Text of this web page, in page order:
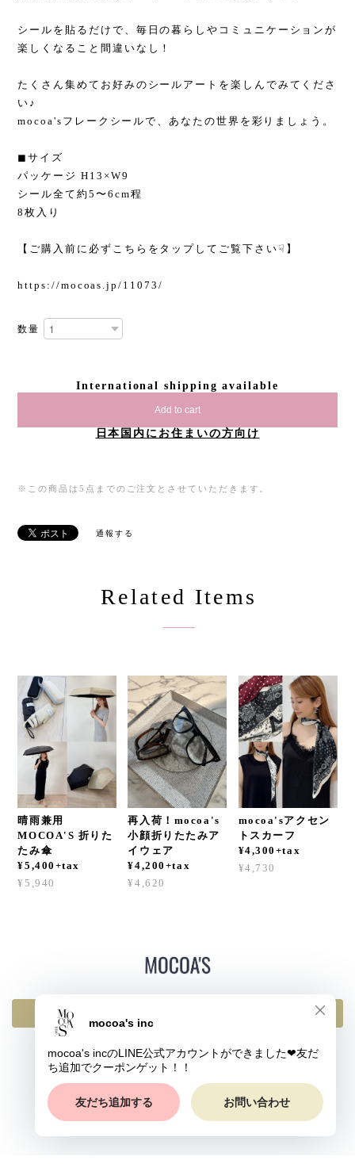
シールを貼るだけで、毎日の暮らしやコミュニケーションが
楽しくなること間違いなし！
たくさん集めてお好みのシールアートを楽しんでみてくださ
い♪
mocoa'sフレークシールで、あなたの世界を彩りましょう。
◼︎サイズ
パッケージ H13×W9
シール全て約5〜6cm程
8枚入り
【ご購入前に必ずこちらをタップしてご覧下さい☟】
https://mocoas.jp/11073/
数量
International shipping available
Add to cart
日本国内にお住まいの方向け
※この商品は5点までのご注文とさせていただきます。
通報する
Related Items
晴雨兼用
MOCOA'S 折りた
たみ傘
¥5,400+tax
¥5,940
再入荷！mocoa's
小顔折りたたみア
イウェア
¥4,200+tax
¥4,620
mocoa'sアクセン
トスカーフ
¥4,300+tax
¥4,730
プライバシーポリシー 特定商取引法に基づく表記